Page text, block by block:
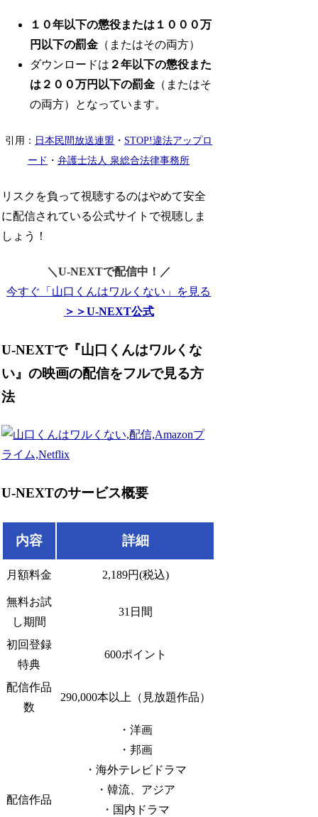
１０年以下の懲役または１０００万
円以下の罰金 （またはその両方）
ダウンロードは ２年以下の懲役また
は２００万円以下の罰金 （またはそ
の両方）となっています。
引用： 日本民間放送連盟 ・ STOP!違法アップロ
ード ・弁護士法人 泉総合法律事務所
リスクを負って視聴するのはやめて安全
に配信されている公式サイトで視聴しま
しょう！
＼U-NEXTで配信中！／
今すぐ「山口くんはワルくない」を見る
＞＞U-NEXT公式
U-NEXTで『山口くんはワルくな
い』の映画の配信をフルで見る方
法
U-NEXTのサービス概要
内容 詳細
月額料金 2,189円(税込)
無料お試
し期間
31日間
初回登録
特典
600ポイント
配信作品
数
290,000本以上（見放題作品）
配信作品
・洋画
・邦画
・海外テレビドラマ
・韓流、アジア
・国内ドラマ